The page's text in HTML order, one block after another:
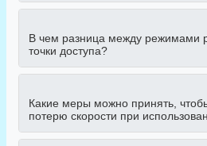
В чем разница между режимами
точки доступа?
Какие меры можно принять,
потерю скорости при